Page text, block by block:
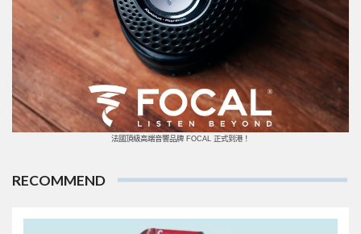
法國頂級高端音響品牌 FOCAL 正式到港！
RECOMMEND